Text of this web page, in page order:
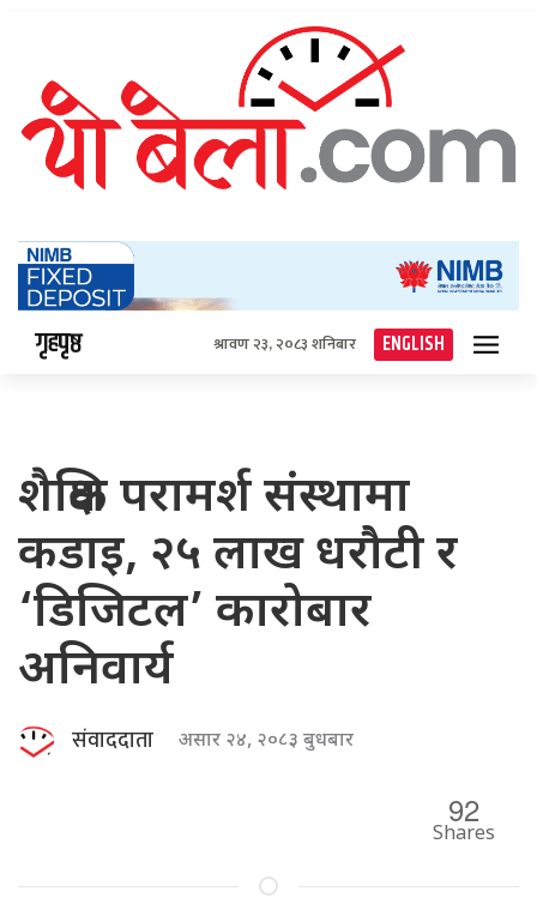
गृहपृष्ठ श्रावण २३, २०८३ शनिबार ENGLISH
शैक्षिक परामर्श संस्थामा
कडाइ, २५ लाख धरौटी र
‘डिजिटल’ कारोबार
अनिवार्य
संवाददाता असार २४, २०८३ बुधबार
92
Shares